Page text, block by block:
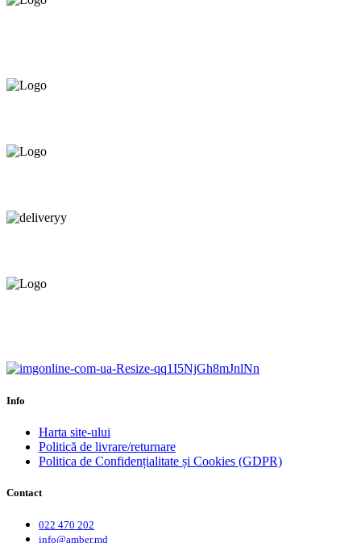
Info
Harta site-ului
Politică de livrare/returnare
Politica de Confidențialitate și Cookies (GDPR)
Contact
022 470 202
info@amber.md